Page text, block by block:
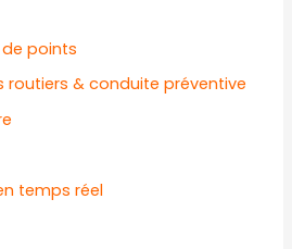
points
routiers & conduite préventive
temps réel